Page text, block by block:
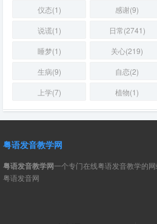
仪态(1) 感谢(9)
说谎(1)
日常(2741)
睡梦(1)
关心(219)
生病(9)
自恋(2)
上学(7)
植物(1)
粤语发音教学网
粤语发音教学网一个专门在线粤语发音教学的
粤语发音网